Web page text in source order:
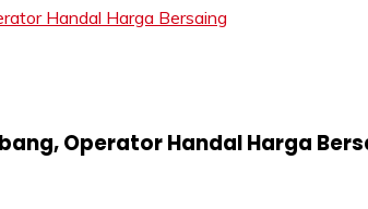
Handal Harga Bersaing
Operator Handal Harga